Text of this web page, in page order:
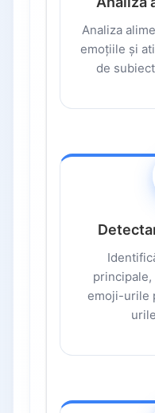
Analiza
emoțiile și
de
emoji-urile